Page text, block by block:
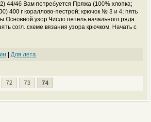
44/46 Вам потребуется Пряжа (100% хлопка;
400 г кораллово-пестрой; крючок № 3 и 4; пять
Основной узор Число петель начального ряда
согл. схеме вязания узора крючком. Начать с
Для лета
72 73 74